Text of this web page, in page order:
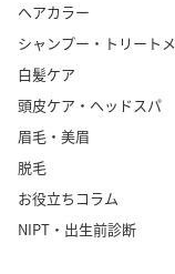
ヘアカラー
シャンプー・トリート
白髪ケア
頭皮ケア・ヘッドスパ
眉毛・美眉
脱毛
お役立ちコラム
NIPT・出生前診断